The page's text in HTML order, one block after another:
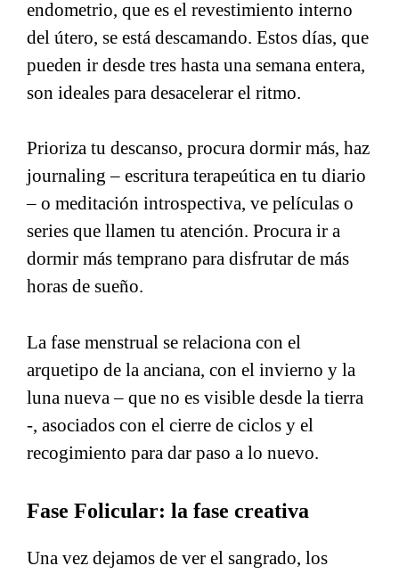
endometrio, que es el revestimiento interno
del útero, se está descamando. Estos días, que
pueden ir desde tres hasta una semana entera,
son ideales para desacelerar el ritmo.
Prioriza tu descanso, procura dormir más, haz
journaling – escritura terapeútica en tu diario
– o meditación introspectiva, ve películas o
series que llamen tu atención. Procura ir a
dormir más temprano para disfrutar de más
horas de sueño.
La fase menstrual se relaciona con el
arquetipo de la anciana, con el invierno y la
luna nueva – que no es visible desde la tierra
-, asociados con el cierre de ciclos y el
recogimiento para dar paso a lo nuevo.
Fase Folicular: la fase creativa
Una vez dejamos de ver el sangrado, los